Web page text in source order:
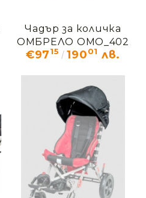
Чадър за количка
ОМБРЕЛО OMO_402
€9715 19001 лв.